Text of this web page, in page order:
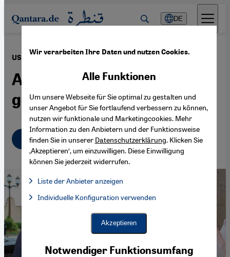
Direkt zum Inhalt springen
DE
USA und Saudi-Arabien ·03.06.2024
Atomabkommen in
greifbarer Nähe?
Deutsch English
Wir verarbeiten Ihre Daten und nutzen Cookies.
Notwendiger Funktionsumfang
Alle Funktionen
Um unsere Webseite für Sie optimal zu gestalten und
unser Angebot für Sie fortlaufend verbessern zu können,
nutzen wir funktionale und Marketingcookies. Mehr
Information zu den Anbietern und der Funktionsweise
finden Sie in unserer Datenschutzerklärung. Klicken Sie
‚Akzeptieren‘, um einzuwilligen. Diese Einwilligung
können Sie jederzeit widerrufen.
Liste der Anbieter anzeigen
Facebook Embed / Facebook Connect, Google Maps Embed,
Facebook Embed / Facebook Connect
Google Maps Embed
Individuelle Konfiguration verwenden
Akzeptieren